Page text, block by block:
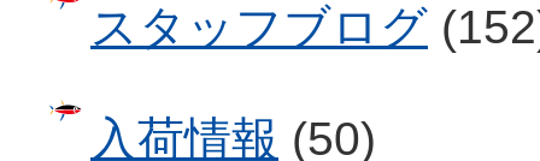
スタッフブログ
入荷情報 (50)